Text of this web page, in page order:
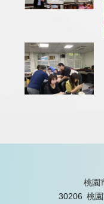
桃園
30206 桃